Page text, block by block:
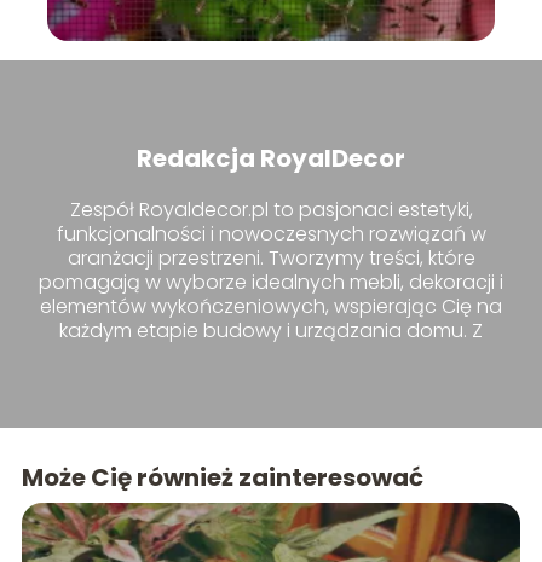
Redakcja RoyalDecor
Zespół Royaldecor.pl to pasjonaci estetyki,
funkcjonalności i nowoczesnych rozwiązań w
aranżacji przestrzeni. Tworzymy treści, które
pomagają w wyborze idealnych mebli, dekoracji i
elementów wykończeniowych, wspierając Cię na
każdym etapie budowy i urządzania domu. Z
Może Cię również zainteresować